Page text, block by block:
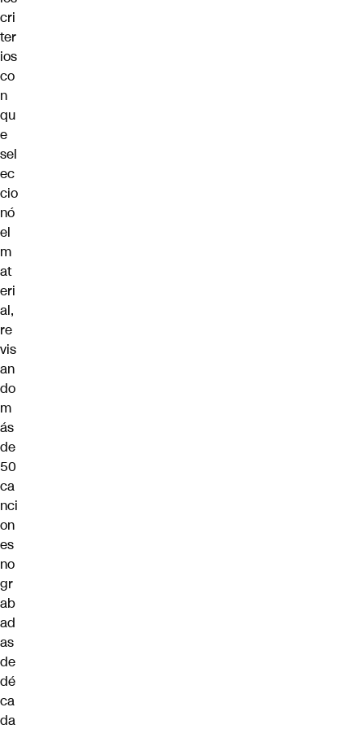
cri
ter
ios
co
n
qu
e
sel
ec
cio
nó
el
m
at
eri
al,
re
vis
an
do
m
ás
de
50
ca
nci
on
es
no
gr
ab
ad
as
de
dé
ca
da